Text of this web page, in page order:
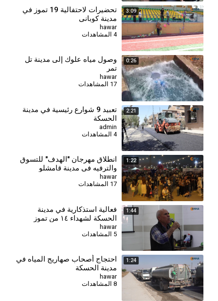
3:09
تحضيرات لاحتفالية 19 تموز في
مدينة كوباني
hawar
4 المشاهدات
0:26
وصول مياه علوك إلى مدينة تل
تمر
hawar
17 المشاهدات
2:21
⁣تعبيد 9 شوارع رئيسية في مدينة
الحسكة
admin
4 المشاهدات
1:22
انطلاق مهرجان "الهدف" للتسوق
والترفيه في مدينة قامشلو
hawar
17 المشاهدات
1:44
فعالية استذكارية في مدينة
الحسكة لشهداء ١٤ من تموز
hawar
5 المشاهدات
1:24
احتجاج أصحاب صهاريج المياه في
مدينة الحسكة
hawar